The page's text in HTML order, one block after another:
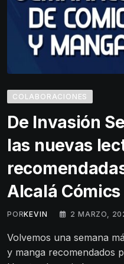
COLABORACIONES
De Invasión
las nuevas
Alcalá Cómics
PORKEVIN 2 MARZO,
Volvemos una semana
y manga recomendados